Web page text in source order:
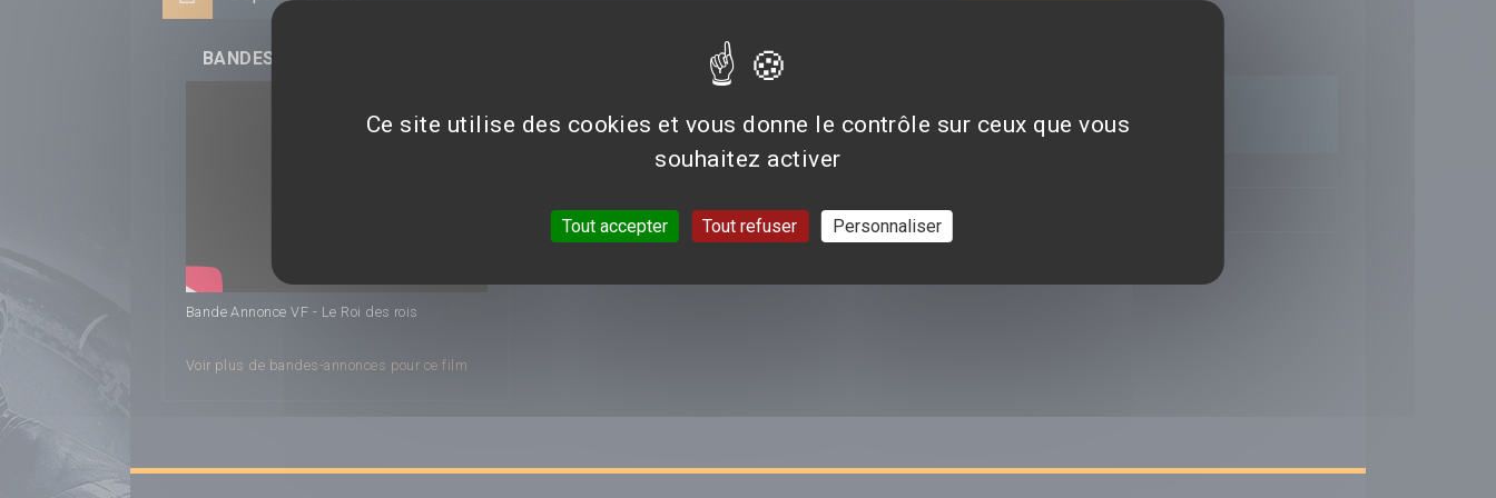
BANDES-ANNONCES
Bande Annonce VF - Le Roi des rois
Voir plus de bandes-annonces pour ce film
Aucun avis n'est pour le moment disponible.
VOIR TOUTES LES CRITIQUES
Ce site utilise des cookies et vous donne le contrôle sur ceux que vous
souhaitez activer
Tout accepter Tout refuser Personnaliser